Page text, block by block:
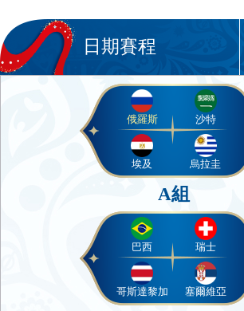
日期賽程
俄羅斯 沙特
埃及 烏拉圭
A組
巴西 瑞士
哥斯達黎加 塞爾維亞